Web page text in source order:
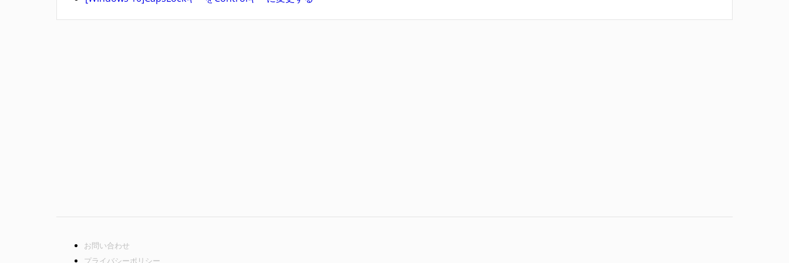
お問い合わせ
プライバシーポリシー